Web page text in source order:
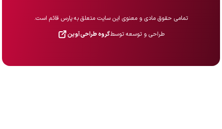
تمامی حقوق مادی و معنوی این سایت متعلق به پارس قائم است.
طراحی و توسعه توسطگروه طراحی آوین